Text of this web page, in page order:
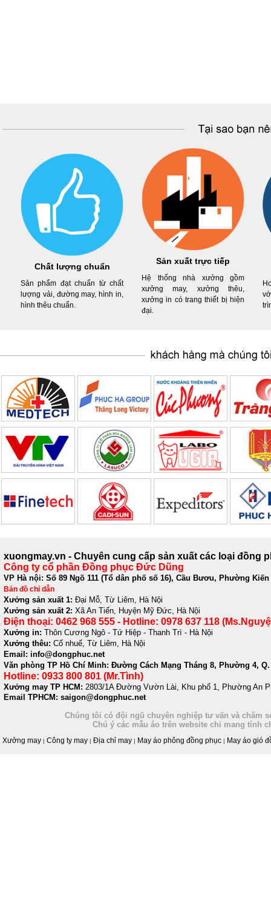
Chất lượng chuẩn
Sản phẩm đạt chuẩn từ chất
lượng vải, đường may, hình in,
hình thêu chuẩn.
Sản xuất trực tiếp
Hệ thống nhà xưởng gồm
xưởng may, xưởng thêu,
xưởng in có trang thiết bị hiện
đại.
xuongmay.vn - Chuyên cung cấp sản xuất các loại đồng
Công ty cổ phần Đồng phục Đức Dũng
VP Hà nội: Số 89 Ngõ 111 (Tổ dân phố số 16), Cầu Bươu, Phường
Bản đồ chỉ dẫn
Xưởng sản xuất 1: Đại Mỗ, Từ Liêm, Hà Nội
Xưởng sản xuất 2: Xã An Tiến, Huyện Mỹ Đức, Hà Nội
Điện thoại: 0462 968 555 - Hotline: 0978 637 118
Xưởng in: Thôn Cương Ngô - Tứ Hiệp - Thanh Trì - Hà Nội
Xưởng thêu: Cổ nhuế, Từ Liêm, Hà Nội
Email: info@dongphuc.net
Văn phòng TP Hồ Chí Minh: Đường Cách Mạng Tháng 8, Phường 4,
Hotline: 0933 800 801 (Mr.Tình)
Xưởng may TP HCM: 2803/1A Đường Vườn Lài, Khu phố 1, Phường An
Email TPHCM: saigon@dongphuc.net
Chúng tôi có đội ngũ chuyên nghiệp tư vấn và chăm
Chú ý các mẫu áo trên website chỉ mang tính
Xưởng may | Công ty may | Địa chỉ may | May áo phông đồng phục | May áo gió